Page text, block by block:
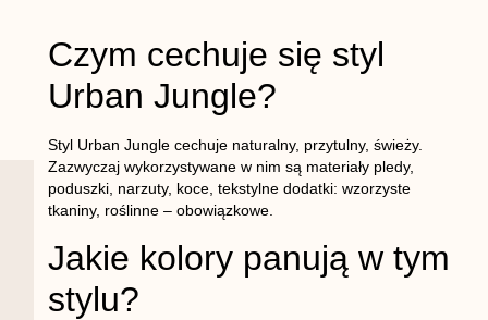
Czym cechuje się styl
Urban Jungle?
Styl Urban Jungle cechuje naturalny, przytulny, świeży.
Zazwyczaj wykorzystywane w nim są materiały pledy,
poduszki, narzuty, koce, tekstylne dodatki: wzorzyste
tkaniny, roślinne – obowiązkowe.
Jakie kolory panują w tym
stylu?